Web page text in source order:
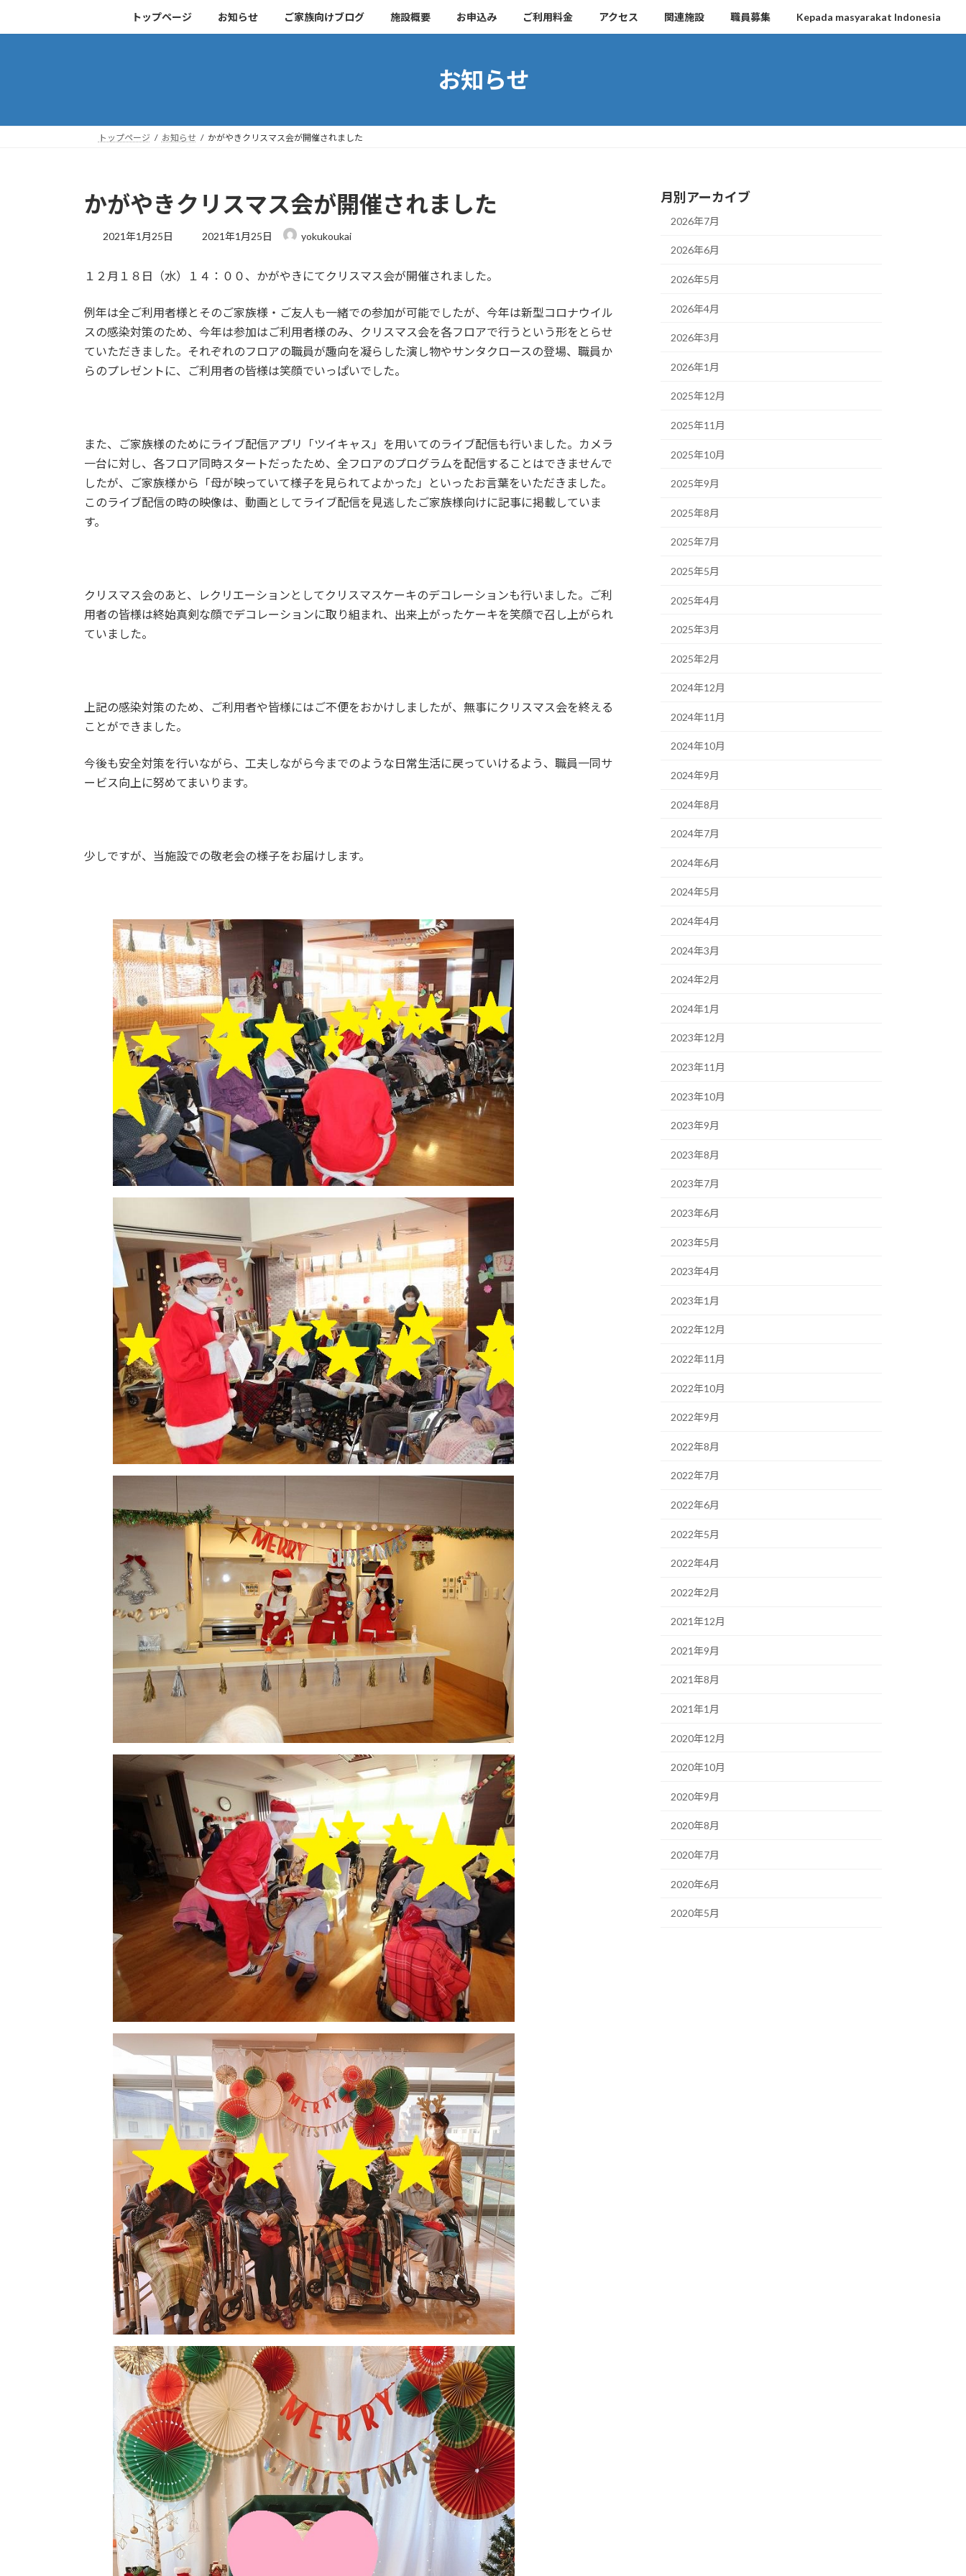
キ
に
トップページ お知らせ ご家族向けブログ 施設概要 お申込み ご利用料金 アクセス 関連施設 職員募集 Kepada masyarakat Indonesia
お知らせ
トップページ お知らせ かがやきクリスマス会が開催されました
かがやきクリスマス会が開催されました
2021年1月25日
最
新
:
2021年1月25日 yokukoukai
１２月１８日（水）１４：００、かがやきにてクリスマス会が開催されました。
例年は全ご利用者様とそのご家族様・ご友人も一緒での参加が可能でしたが、今年は新型コロナウイル
スの感染対策のため、今年は参加はご利用者様のみ、クリスマス会を各フロアで行うという形をとらせ
ていただきました。それぞれのフロアの職員が趣向を凝らした演し物やサンタクロースの登場、職員か
らのプレゼントに、ご利用者の皆様は笑顔でいっぱいでした。
また、ご家族様のためにライブ配信アプリ「ツイキャス」を用いてのライブ配信も行いました。カメラ
一台に対し、各フロア同時スタートだったため、全フロアのプログラムを配信することはできませんで
したが、ご家族様から「母が映っていて様子を見られてよかった」といったお言葉をいただきました。
このライブ配信の時の映像は、動画としてライブ配信を見逃したご家族様向けに記事に掲載していま
す。
クリスマス会のあと、レクリエーションとしてクリスマスケーキのデコレーションも行いました。ご利
用者の皆様は終始真剣な顔でデコレーションに取り組まれ、出来上がったケーキを笑顔で召し上がられ
ていました。
上記の感染対策のため、ご利用者や皆様にはご不便をおかけしましたが、無事にクリスマス会を終える
ことができました。
今後も安全対策を行いながら、工夫しながら今までのような日常生活に戻っていけるよう、職員一同サ
ービス向上に努めてまいります。
少しですが、当施設での敬老会の様子をお届けします。
月別アーカイブ
2026年7月
2026年6月
2026年5月
2026年4月
2026年3月
2026年1月
2025年12月
2025年11月
2025年10月
2025年9月
2025年8月
2025年7月
2025年5月
2025年4月
2025年3月
2025年2月
2024年12月
2024年11月
2024年10月
2024年9月
2024年8月
2024年7月
2024年6月
2024年5月
2024年4月
2024年3月
2024年2月
2024年1月
2023年12月
2023年11月
2023年10月
2023年9月
2023年8月
2023年7月
2023年6月
2023年5月
2023年4月
2023年1月
2022年12月
2022年11月
2022年10月
2022年9月
2022年8月
2022年7月
2022年6月
2022年5月
2022年4月
2022年2月
2021年12月
2021年9月
2021年8月
2021年1月
2020年12月
2020年10月
2020年9月
2020年8月
2020年7月
2020年6月
2020年5月